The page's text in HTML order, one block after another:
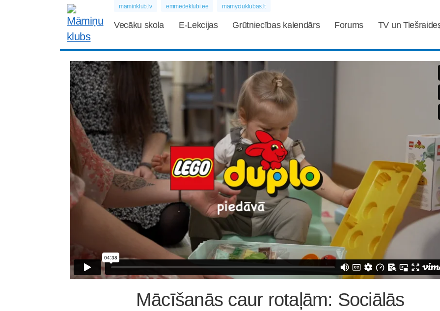
maminklub.lv emmedeklubi.ee mamyciuklubas.lt
Vecāku skola E-Lekcijas Grūtniecības kalendārs Forums TV un
Mācīšanās caur rotaļām: Sociālās